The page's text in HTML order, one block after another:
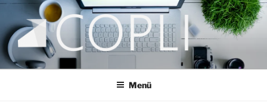
Zum
springen
COPLI CONSULTING
taking better decisions!
Menü